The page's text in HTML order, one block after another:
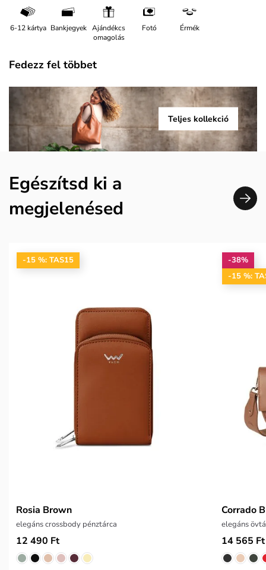
6-12 kártya Bankjegyek Ajándékcs
omagolás
Fotó Érmék
Fedezz fel többet
Teljes kollekció
Egészítsd ki a
megjelenésed
-15 %: TAS15
Rosia Brown
elegáns crossbody pénztárca
12 490 Ft
-38%
-15 %:
Corrado
elegáns
14 565 Ft